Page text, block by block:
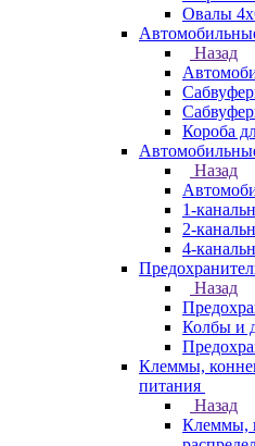
Овалы
Назад
Короба
Назад
1-
2-
4-
Назад
Колбы и
Клеммы,
питания
Назад
Клеммы,